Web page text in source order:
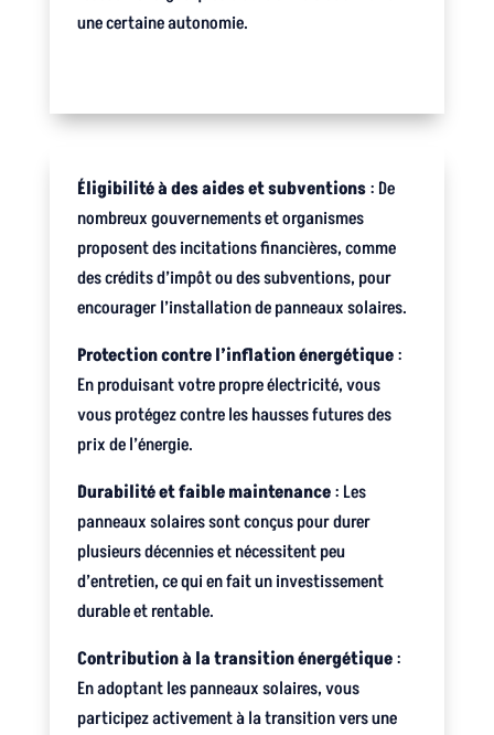
une certaine autonomie.
Éligibilité à des aides et subventions: De
nombreux gouvernements et organismes
proposent des incitations financières, comme
des crédits d’impôt ou des subventions, pour
encourager l’installation de panneaux solaires.
Protection contre l’inflation énergétique:
En produisant votre propre électricité, vous
vous protégez contre les hausses futures des
prix de l’énergie.
Durabilité et faible maintenance: Les
panneaux solaires sont conçus pour durer
plusieurs décennies et nécessitent peu
d’entretien, ce qui en fait un investissement
durable et rentable.
Contribution à la transition énergétique:
En adoptant les panneaux solaires, vous
participez activement à la transition vers une